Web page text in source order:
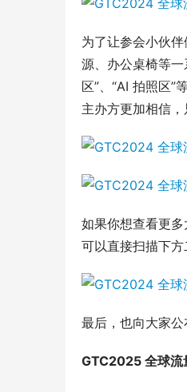
为了让参会小伙
源、办公桌椅等
区”、“AI 拍照区”
主办方更加相信
如果你想查看更
可以直接扫描下方
最后，也向大家
GTC2025 全球流